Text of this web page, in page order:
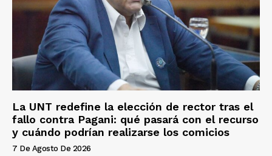
La UNT redefine la elección de rector tras el
fallo contra Pagani: qué pasará con el recurso
y cuándo podrían realizarse los comicios
7 De Agosto De 2026